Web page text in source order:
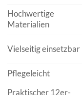
Hochwertige
Materialien
Vielseitig einsetzbar
Pflegeleicht
Praktischer 12er-